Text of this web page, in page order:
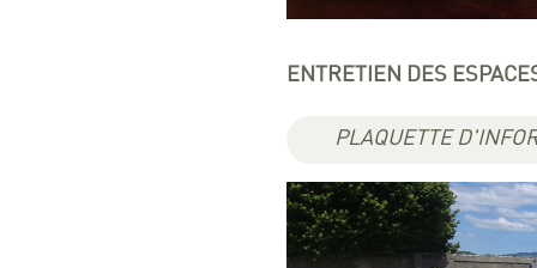
ENTRETIEN DES
PLAQUETTE